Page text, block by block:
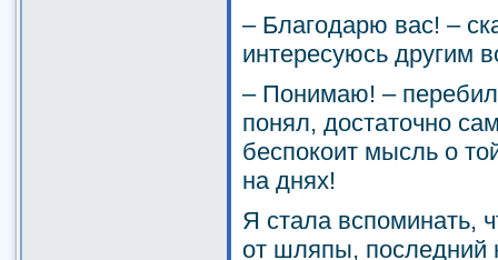
– Благодарю вас! –
интересуюсь другим
– Понимаю! –
понял, достаточно
беспокоит мысль о
на днях!
Я стала вспоминать,
от шляпы, последний